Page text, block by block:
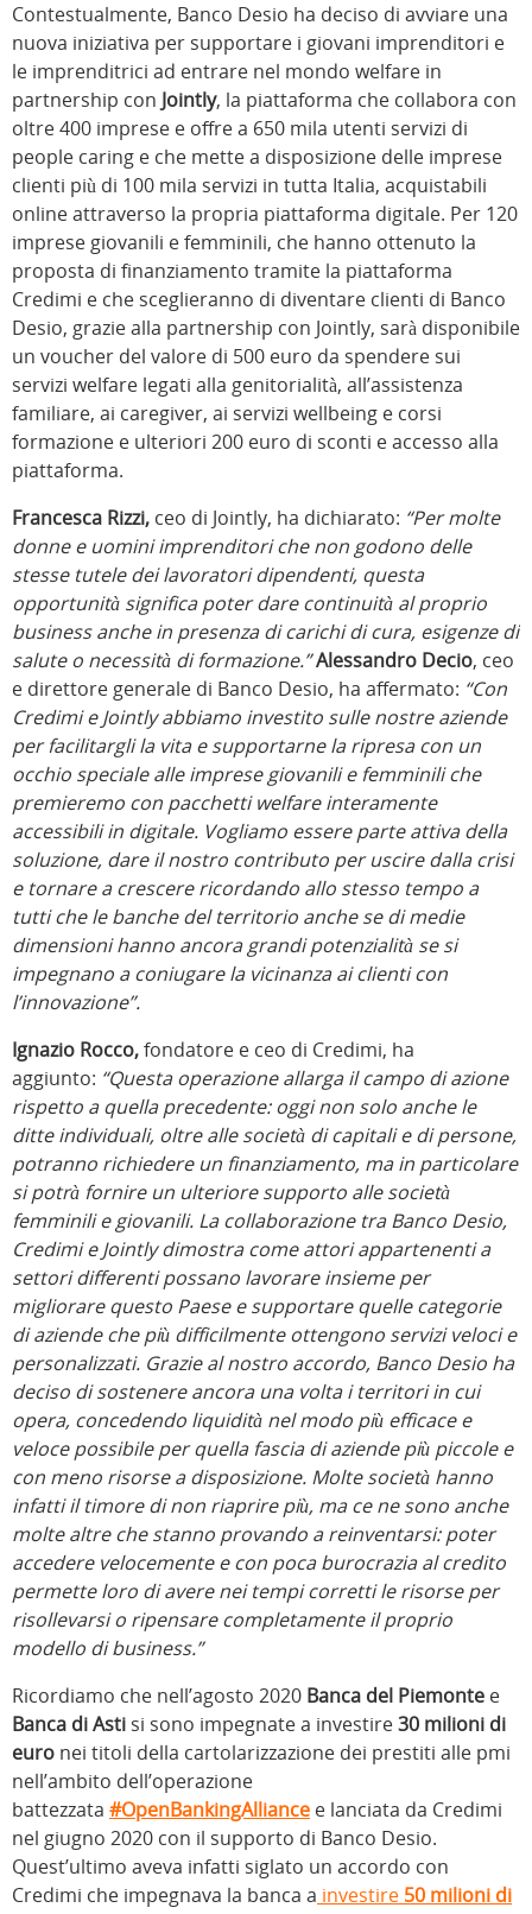
Contestualmente, Banco Desio ha deciso di avviare una
nuova iniziativa per supportare i giovani imprenditori e
le imprenditrici ad entrare nel mondo welfare in
partnership con Jointly, la piattaforma che collabora con
oltre 400 imprese e offre a 650 mila utenti servizi di
people caring e che mette a disposizione delle imprese
clienti più di 100 mila servizi in tutta Italia, acquistabili
online attraverso la propria piattaforma digitale. Per 120
imprese giovanili e femminili, che hanno ottenuto la
proposta di finanziamento tramite la piattaforma
Credimi e che sceglieranno di diventare clienti di Banco
Desio, grazie alla partnership con Jointly, sarà disponibile
un voucher del valore di 500 euro da spendere sui
servizi welfare legati alla genitorialità, all’assistenza
familiare, ai caregiver, ai servizi wellbeing e corsi
formazione e ulteriori 200 euro di sconti e accesso alla
piattaforma.
Francesca Rizzi, ceo di Jointly, ha dichiarato: “Per molte
donne e uomini imprenditori che non godono delle
stesse tutele dei lavoratori dipendenti, questa
opportunità significa poter dare continuità al proprio
business anche in presenza di carichi di cura, esigenze di
salute o necessità di formazione.”Alessandro Decio, ceo
e direttore generale di Banco Desio, ha affermato: “Con
Credimi e Jointly abbiamo investito sulle nostre aziende
per facilitargli la vita e supportarne la ripresa con un
occhio speciale alle imprese giovanili e femminili che
premieremo con pacchetti welfare interamente
accessibili in digitale. Vogliamo essere parte attiva della
soluzione, dare il nostro contributo per uscire dalla crisi
e tornare a crescere ricordando allo stesso tempo a
tutti che le banche del territorio anche se di medie
dimensioni hanno ancora grandi potenzialità se si
impegnano a coniugare la vicinanza ai clienti con
l’innovazione”.
Ignazio Rocco,fondatore e ceo di Credimi, ha
aggiunto: “Questa operazione allarga il campo di azione
rispetto a quella precedente: oggi non solo anche le
ditte individuali, oltre alle società di capitali e di persone,
potranno richiedere un finanziamento, ma in particolare
si potrà fornire un ulteriore supporto alle società
femminili e giovanili. La collaborazione tra Banco Desio,
Credimi e Jointly dimostra come attori appartenenti a
settori differenti possano lavorare insieme per
migliorare questo Paese e supportare quelle categorie
di aziende che più difficilmente ottengono servizi veloci e
personalizzati. Grazie al nostro accordo, Banco Desio ha
deciso di sostenere ancora una volta i territori in cui
opera, concedendo liquidità nel modo più efficace e
veloce possibile per quella fascia di aziende più piccole e
con meno risorse a disposizione. Molte società hanno
infatti il timore di non riaprire più, ma ce ne sono anche
molte altre che stanno provando a reinventarsi: poter
accedere velocemente e con poca burocrazia al credito
permette loro di avere nei tempi corretti le risorse per
risollevarsi o ripensare completamente il proprio
modello di business.”
Ricordiamo che nell’agosto 2020 Banca del Piemonte e
Banca di Asti si sono impegnate a investire30 milioni di
euro nei titoli della cartolarizzazione dei prestiti alle pmi
nell’ambito dell’operazione
battezzata #OpenBankingAlliance e lanciata da Credimi
nel giugno 2020 con il supporto di Banco Desio.
Quest’ultimo aveva infatti siglato un accordo con
Credimi che impegnava la banca a investire 50 milioni di